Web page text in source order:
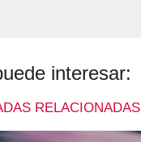
interesar:
RELACIONADAS